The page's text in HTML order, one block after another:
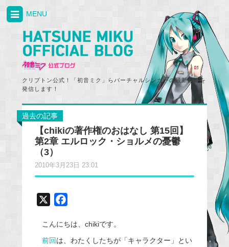
クリプトン公式！「初音ミク」らバーチャルシンガーの最新情報を
発信します！
MENU
過去の記事
【chikiの著作権のおはなし 第15回】
第2章 エルロック・ショルメの憂鬱
（3）
2010年3月23日 23:01
c
e
こんにちは、chikiです。
前回は、わたくしたちが「キャラクター」とい